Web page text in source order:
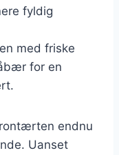
fyldig
med friske
for en
endnu
Uanset